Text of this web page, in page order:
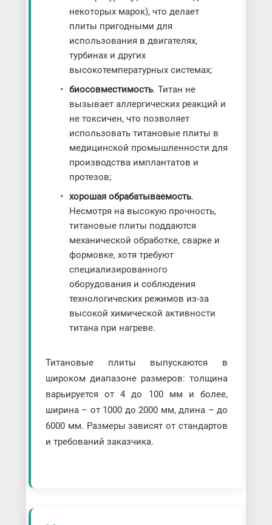
некоторых марок), что делает
плиты пригодными для
использования в двигателях,
турбинах и других
высокотемпературных системах;
биосовместимость. Титан не
вызывает аллергических реакций и
не токсичен, что позволяет
использовать титановые плиты в
медицинской промышленности для
производства имплантатов и
протезов;
хорошая обрабатываемость.
Несмотря на высокую прочность,
титановые плиты поддаются
механической обработке, сварке и
формовке, хотя требуют
специализированного
оборудования и соблюдения
технологических режимов из-за
высокой химической активности
титана при нагреве.
Титановые плиты выпускаются в
широком диапазоне размеров: толщина
варьируется от 4 до 100 мм и более,
ширина – от 1000 до 2000 мм, длина – до
6000 мм. Размеры зависят от стандартов
и требований заказчика.